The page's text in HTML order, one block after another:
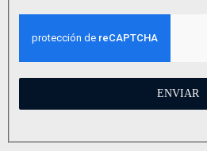
ENVIAR